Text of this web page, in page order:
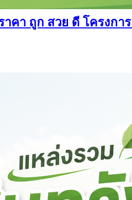
คา ถูก สวย ดี โครงก